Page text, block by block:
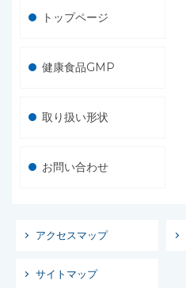
トップページ
健康食品GMP
取り扱い形状
お問い合わせ
アクセスマップ
サイトマップ